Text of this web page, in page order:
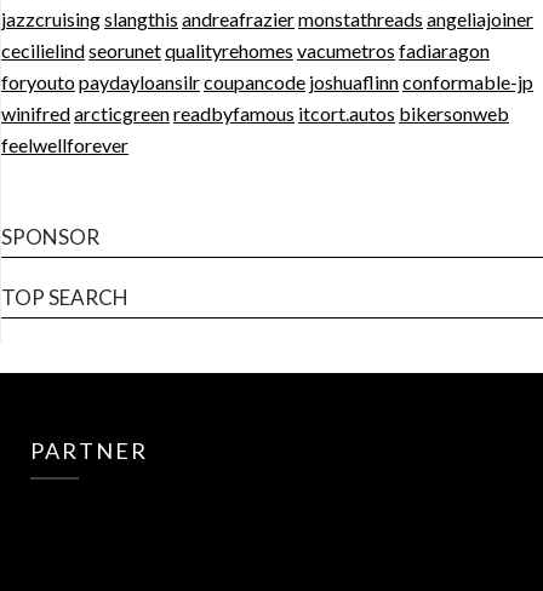
jazzcruisingslangthis andreafraziermonstathreads angeliajoiner
cecilielindseorunetqualityrehomes vacumetros fadiaragon
foryoutopaydayloansilrcoupancode joshuaflinnconformable-jp
winifredarcticgreenreadbyfamous itcort.autos bikersonweb
feelwellforever
SPONSOR
TOP SEARCH
PARTNER